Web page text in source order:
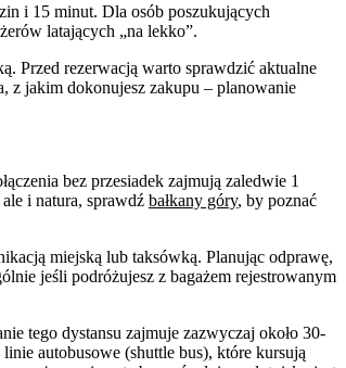
i 15 minut. Dla osób poszukujących
latających „na lekko”.
Przed rezerwacją warto sprawdzić aktualne
z jakim dokonujesz zakupu – planowanie
bez przesiadek zajmują zaledwie 1
i natura, sprawdź bałkany góry, by poznać
miejską lub taksówką. Planując odprawę,
jeśli podróżujesz z bagażem rejestrowanym
tego dystansu zajmuje zazwyczaj około 30-
autobusowe (shuttle bus), które kursują